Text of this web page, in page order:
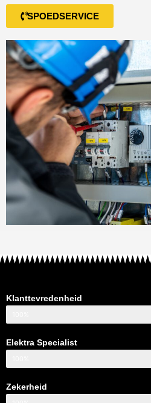
SPOEDSERVICE
Klanttevredenheid
Elektra Specialist
Zekerheid